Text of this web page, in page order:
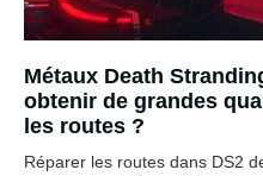
Métaux Death
obtenir de grandes
les routes ?
Réparer les routes dans DS2